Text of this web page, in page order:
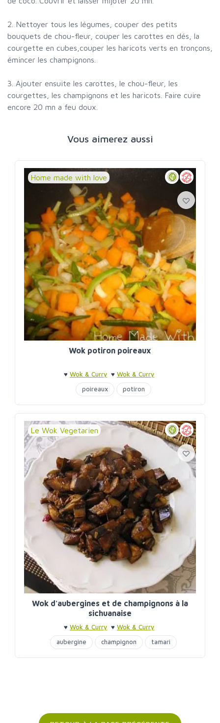
2. Nettoyer tous les légumes, couper des petits
bouquets de chou-fleur, couper les carottes en dés, la
courgette en cubes,couper les haricots verts en tronçons,
émincer les champignons.
3. Ajouter ensuite les carottes, le chou-fleur, les
courgettes, les champignons et les haricots. Faire cuire
encore 20 mn a feu doux.
Vous aimerez aussi
Home made with love
Wok potiron poireaux
♥ Wok & Curry ♥ Wok & Curry
poireaux
potiron
Le Wok Vegetarien
Wok d'aubergines et de champignons à la
sichuanaise
♥ Wok & Curry ♥ Wok & Curry
aubergine
champignon tamari